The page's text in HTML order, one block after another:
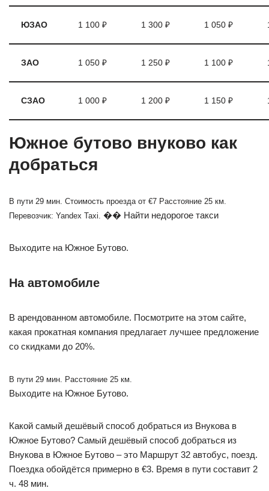
ЮЗАО 1 100 ₽ 1 300 ₽ 1 050 ₽
ЗАО 1 050 ₽ 1 250 ₽ 1 100 ₽
СЗАО 1 000 ₽ 1 200 ₽ 1 150 ₽
Южное бутово внуково как
добраться
В пути 29 мин. Стоимость проезда от €7 Расстояние 25 км.
Перевозчик: Yandex Taxi. �� Найти недорогое такси
Выходите на Южное Бутово.
На автомобиле
В арендованном автомобиле. Посмотрите на этом сайте,
какая прокатная компания предлагает лучшее предложение
со скидками до 20%.
В пути 29 мин. Расстояние 25 км.
Выходите на Южное Бутово.
Какой самый дешёвый способ добраться из Внукова в
Южное Бутово? Самый дешёвый способ добраться из
Внукова в Южное Бутово – это Маршрут 32 автобус, поезд.
Поездка обойдётся примерно в €3. Время в пути составит 2
ч. 48 мин.